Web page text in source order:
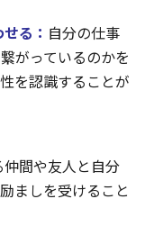
る： 自分の仕事
がっているのかを
を認識することが
間や友人と自分
ましを受けること